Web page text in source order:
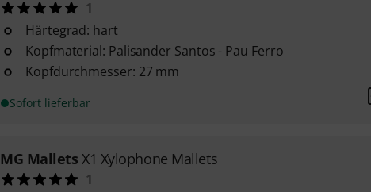
1
Härtegrad: hart
Kopfmaterial: Palisander Santos - Pau Ferro
Kopfdurchmesser: 27 mm
Sofort lieferbar
MG Mallets X1 Xylophone Mallets
1